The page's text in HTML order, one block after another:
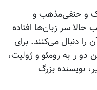
و حنفی‌مذهب و
سر زبان‌ها افتاده
دنبال می‌کنند. برای
دو را به رومئو و ژولیت،
نویسنده بزرگ